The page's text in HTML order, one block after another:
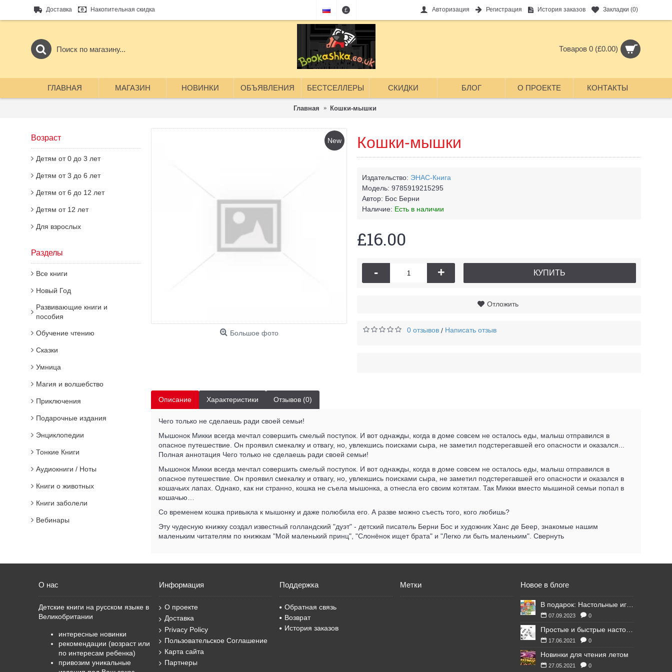
Доставка Накопительная скидка £ Авторизация Регистрация История заказов Закладки (0)
Товаров 0 (£0.00)
ГЛАВНАЯ МАГАЗИН НОВИНКИ ОБЪЯВЛЕНИЯ БЕСТСЕЛЛЕРЫ СКИДКИ БЛОГ О ПРОЕКТЕ КОНТАКТЫ
Главная Кошки-мышки
Возраст
Детям от 0 до 3 лет
Детям от 3 до 6 лет
Детям от 6 до 12 лет
Детям от 12 лет
Для взрослых
Разделы
Все книги
Новый Год
Развивающие книги и
пособия
Обучение чтению
Сказки
Умница
Магия и волшебство
Приключения
Подарочные издания
Энциклопедии
Тонкие Книги
Аудиокниги / Ноты
Книги о животных
Книги заболели
Вебинары
New
Большое фото
Кошки-мышки
Издательство: ЭНАС-Книга
Модель: 9785919215295
Автор: Бос Берни
Наличие: Есть в наличии
£16.00
- + КУПИТЬ
Отложить
0 отзывов / Написать отзыв
Описание Характеристики Отзывов (0)
Чего только не сделаешь ради своей семьи!
Мышонок Микки всегда мечтал совершить смелый поступок. И вот однажды, когда в доме совсем не осталось еды, малыш отправился в
опасное путешествие. Он проявил смекалку и отвагу, но, увлекшись поисками сыра, не заметил подстерегавшей его опасности и оказался...
Полная аннотация Чего только не сделаешь ради своей семьи!
Мышонок Микки всегда мечтал совершить смелый поступок. И вот однажды, когда в доме совсем не осталось еды, малыш отправился в
опасное путешествие. Он проявил смекалку и отвагу, но, увлекшись поисками сыра, не заметил подстерегавшей его опасности и оказался в
кошачьих лапах. Однако, как ни странно, кошка не съела мышонка, а отнесла его своим котятам. Так Микки вместо мышиной семьи попал в
кошачью…
Со временем кошка привыкла к мышонку и даже полюбила его. А разве можно съесть того, кого любишь?
Эту чудесную книжку создал известный голландский "дуэт" - детский писатель Берни Бос и художник Ханс де Беер, знакомые нашим
маленьким читателям по книжкам "Мой маленький принц", "Слонёнок ищет брата" и "Легко ли быть маленьким". Свернуть
О нас
Детские книги на русском языке в
Великобритании
интересные новинки
рекомендации (возраст или
по интересам ребенка)
привозим уникальные
Информация
О проекте
Доставка
Privacy Policy
Пользовательское Соглашение
Карта сайта
Партнеры
Поддержка
Обратная связь
Возврат
История заказов
Метки Новое в блоге
07.09.2023 0
17.06.2021 0
Новинки для чтения летом
27.05.2021 0